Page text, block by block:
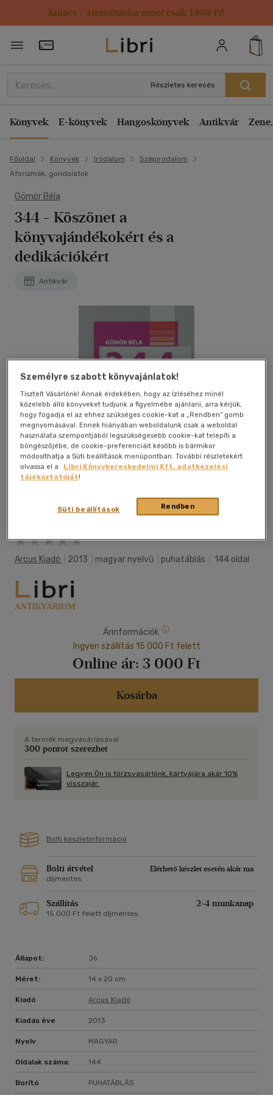
Kulacs / strandtáska most csak 1499 Ft!
Törzsvásárlói Kártya adatai
Részletes keresés
Könyvek E-könyvek Hangoskönyvek Antikvár
Főoldal Könyvek Irodalom
Szépirodalom
Aforizmák, gondolatok
Gömör Béla
344 - Köszönet a
könyvajándékokért és a
dedikációkért
Antikvár
Kívánságlistához adom Megosztom
Arcus Kiadó 2013 magyar nyelvű puhatáblás 144 oldal
Árinformációk
Ingyen szállítás 15 000 Ft felett
Online ár: 3 000 Ft
Kosárba
A termék megvásárlásával
300 pontot szerezhet
Legyen Ön is törzsvásárlónk, kártyájára akár 10%
visszajár.
Bolti készletinformáció
Bolti átvétel
Elérhető készlet esetén akár ma
díjmentes
Szállítás 2-4 munkanap
15 000 Ft felett díjmentes
Állapot: Jó
Méret: 14 x 20 cm
Kiadó Arcus Kiadó
Kiadás éve 2013
Nyelv MAGYAR
Oldalak száma: 144
Borító PUHATÁBLÁS
Személyre szabott könyvajánlatok!
Tisztelt Vásárlónk! Annak érdekében, hogy az ízléséhez minél
közelebb álló könyveket tudjunk a figyelmébe ajánlani, arra kérjük,
hogy fogadja el az ehhez szükséges cookie-kat a „Rendben” gomb
megnyomásával. Ennek hiányában weboldalunk csak a weboldal
használata szempontjából legszükségesebb cookie-kat telepíti a
böngészőjébe, de cookie-preferenciáit később is bármikor
módosíthatja a Süti beállítások menüpontban. További részletekért
olvassa el a
Libri Könyvkereskedelmi Kft. adatkezelési
tájékoztatóját!
Rendben
Süti beállítások